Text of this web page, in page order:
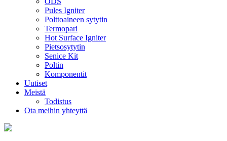
Pules Igniter
Polttoaineen sytytin
Termopari
Hot Surface Igniter
Pietsosytytin
Senice Kit
Poltin
Komponentit
Uutiset
Meistä
Todistus
Ota meihin yhteyttä